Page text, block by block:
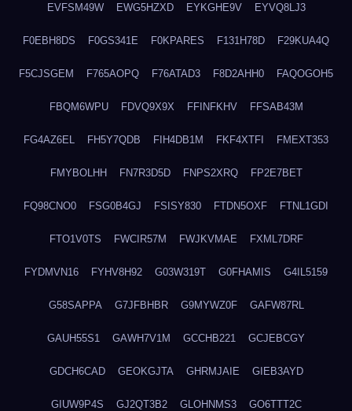
EVFSM49W EWG5HZXD EYKGHE9V EYVQ8LJ3
F0EBH8DS F0GS341E F0KPARES F131H78D F29KUA4Q
F5CJSGEM F765AOPQ F76ATAD3 F8D2AHH0 FAQOGOH5
FBQM6WPU FDVQ9X9X FFINFKHV FFSAB43M
FG4AZ6EL FH5Y7QDB FIH4DB1M FKF4XTFI FMEXT353
FMYBOLHH FN7R3D5D FNPS2XRQ FP2E7BET
FQ98CNO0 FSG0B4GJ FSISY830 FTDN5OXF FTNL1GDI
FTO1V0TS FWCIR57M FWJKVMAE FXML7DRF
FYDMVN16 FYHV8H92 G03W319T G0FHAMIS G4IL5159
G58SAPPA G7JFBHBR G9MYWZ0F GAFW87RL
GAUH55S1 GAWH7V1M GCCHB221 GCJEBCGY
GDCH6CAD GEOKGJTA GHRMJAIE GIEB3AYD
GIUW9P4S GJ2QT3B2 GLOHNMS3 GO6TTT2C